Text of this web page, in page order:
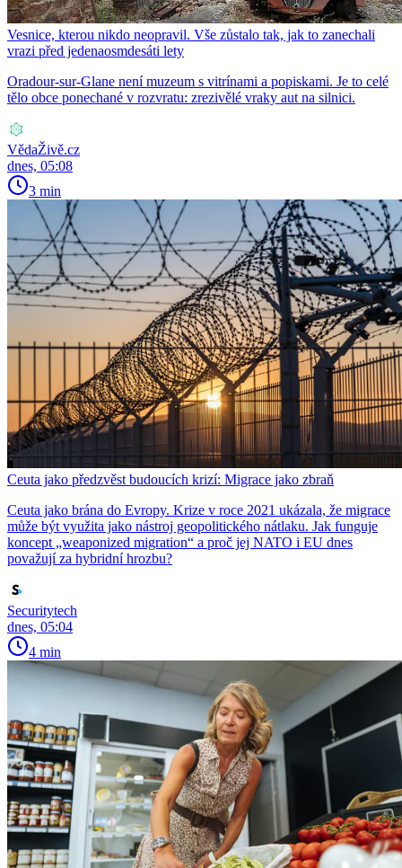
Vesnice, kterou nikdo neopravil. Vše zůstalo tak, jak to zanechali
vrazi před jedenaosmdesáti lety
Oradour-sur-Glane není muzeum s vitrínami a popiskami. Je to celé
tělo obce ponechané v rozvratu: zrezivělé vraky aut na silnici.
VědaŽivě.cz
dnes, 05:08
3 min
Ceuta jako předzvěst budoucích krizí: Migrace jako zbraň
Ceuta jako brána do Evropy. Krize v roce 2021 ukázala, že migrace
může být využita jako nástroj geopolitického nátlaku. Jak funguje
koncept „weaponized migration“ a proč jej NATO i EU dnes
považují za hybridní hrozbu?
Securitytech
dnes, 05:04
4 min